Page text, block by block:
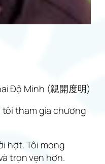
Độ Minh (親開度明)
tôi tham gia chương
hợt. Tôi mong
trọn vẹn hơn.